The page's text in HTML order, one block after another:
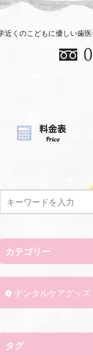
くのこどもに優しい歯
カテゴリー
デンタルケアグッズ
タグ